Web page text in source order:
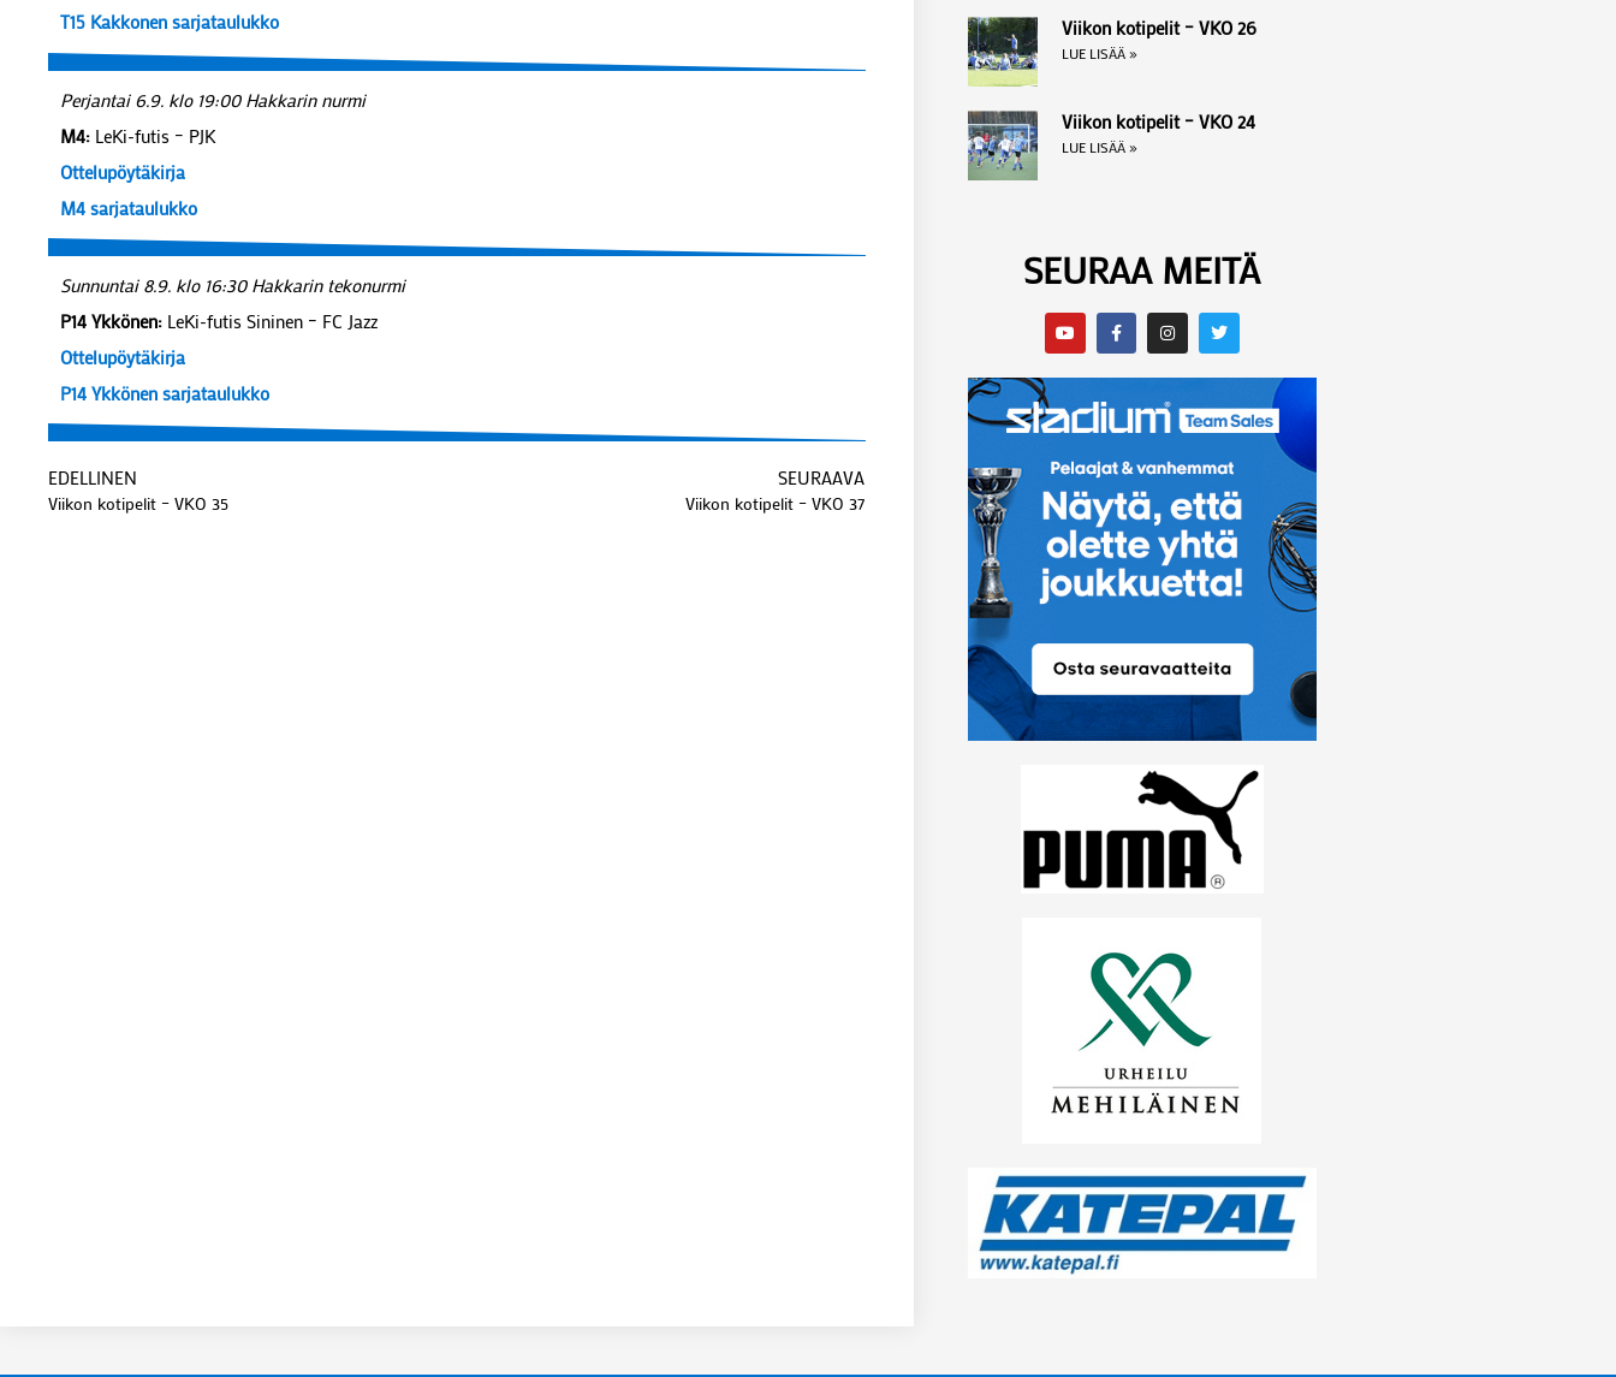
T15 Kakkonen sarjataulukko
Perjantai 6.9. klo 19:00 Hakkarin nurmi
M4: LeKi-futis – PJK
Ottelupöytäkirja
M4 sarjataulukko
Sunnuntai 8.9. klo 16:30 Hakkarin tekonurmi
P14 Ykkönen: LeKi-futis Sininen – FC Jazz
Ottelupöytäkirja
P14 Ykkönen sarjataulukko
EDELLINEN
Viikon kotipelit – VKO 35
SEURAAVA
Viikon kotipelit – VKO 37
Viikon kotipelit – VKO 26
LUE LISÄÄ »
Viikon kotipelit – VKO 24
LUE LISÄÄ »
SEURAA MEITÄ